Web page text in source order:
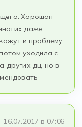
Хорошая
даже
и проблему
уходила с
других дц, но в
16.07.2017 в 07:06